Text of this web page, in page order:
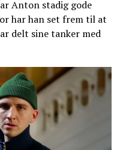
Anton stadig gode
har han set frem til at
delt sine tanker med